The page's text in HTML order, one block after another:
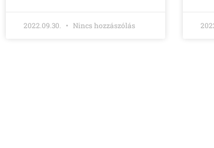
2022.09.30. Nincs hozzászólás